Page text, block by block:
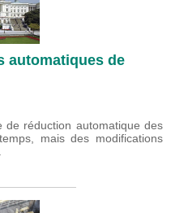
automatiques de
de réduction automatique des
mais des modifications